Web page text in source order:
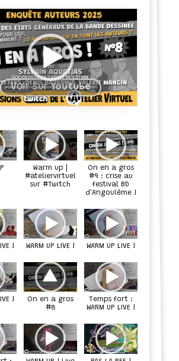
Voir surYoutube
Warm up |
#ateliervirtuel
sur #Twitch
On en a gros
#9 : crise au
festival BD
d'Angoulême !
! WARM UP LIVE ! WARM UP LIVE !
! On en a gros
#8
Temps fort :
WARM UP LIVE !